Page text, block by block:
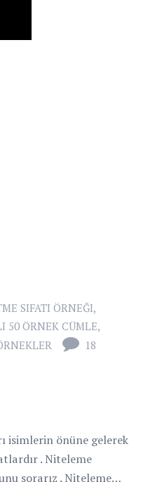
SIFATI ÖRNEĞI,
50 ÖRNEK CÜMLE,
18
isimlerin önüne gelerek
. Niteleme
sorarız . Niteleme…